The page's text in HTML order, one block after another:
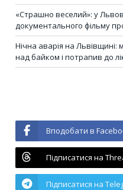
«Страшно веселий»: у
документального фільму
Нічна аварія на Львівщині:
над байком і потрапив до
Вподобати в
Підписатися на
Підписатися на